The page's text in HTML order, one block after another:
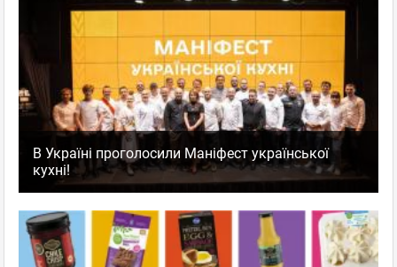
В Україні проголосили Маніфест української
кухні!